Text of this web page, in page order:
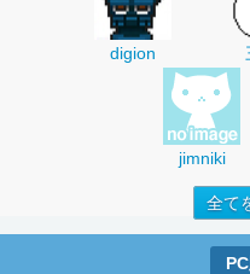
digion
jimniki
全て